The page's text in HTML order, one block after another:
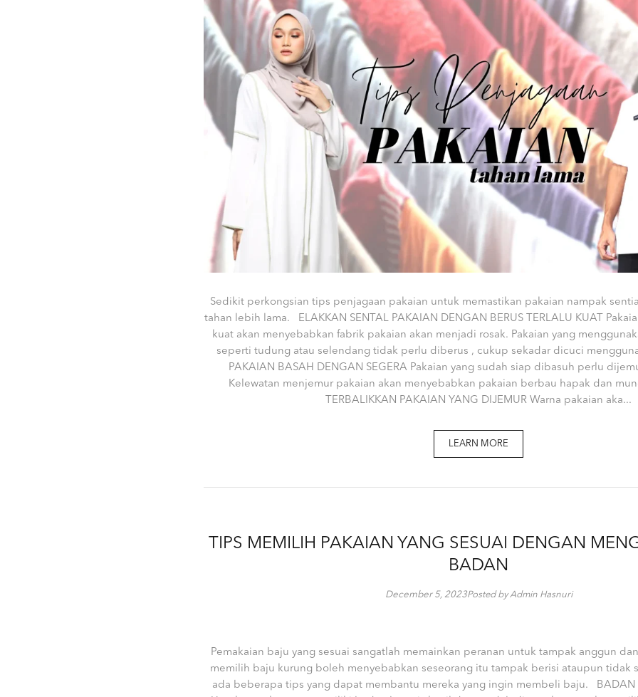
Sedikit perkongsian tips penjagaan pakaian untuk memastikan pakaian nampak
tahan lebih lama. ELAKKAN SENTAL PAKAIAN DENGAN BERUS TERLALU KUAT
kuat akan menyebabkan fabrik pakaian akan menjadi rosak. Pakaian yang
seperti tudung atau selendang tidak perlu diberus , cukup sekadar dicuci
PAKAIAN BASAH DENGAN SEGERA Pakaian yang sudah siap dibasuh perlu
Kelewatan menjemur pakaian akan menyebabkan pakaian berbau hapak dan
TERBALIKKAN PAKAIAN YANG DIJEMUR Warna pakaian aka...
LEARN MORE
TIPS MEMILIH PAKAIAN YANG SESUAI DENGAN
BADAN
December 5, 2023Posted by Admin Hasnuri
Pemakaian baju yang sesuai sangatlah memainkan peranan untuk tampak anggun
memilih baju kurung boleh menyebabkan seseorang itu tampak berisi ataupun tidak
ada beberapa tips yang dapat membantu mereka yang ingin membeli baju. BADAN